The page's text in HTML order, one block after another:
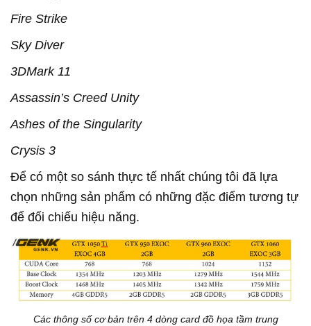
Fire Strike
Sky Diver
3DMark 11
Assassin’s Creed Unity
Ashes of the Singularity
Crysis 3
Để có một so sánh thực tế nhất chúng tôi đã lựa
chọn những sản phẩm có những đặc điểm tương tự
để đối chiếu hiệu năng.
Các thông số cơ bản trên 4 dòng card đồ họa tầm trung